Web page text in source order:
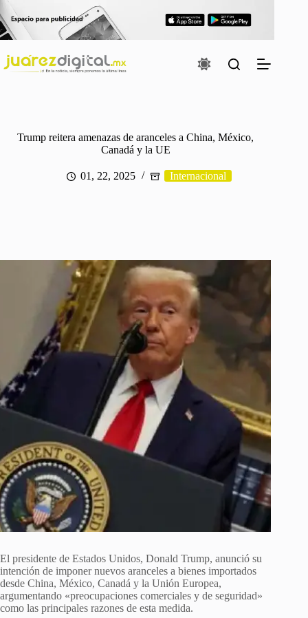
Saltar
al
contenido
Trump reitera amenazas de aranceles a China, México,
Canadá y la UE
01, 22, 2025 Internacional
El presidente de Estados Unidos, Donald Trump, anunció su
intención de imponer nuevos aranceles a bienes importados
desde China, México, Canadá y la Unión Europea,
argumentando «preocupaciones comerciales y de seguridad»
como las principales razones de esta medida.